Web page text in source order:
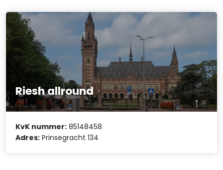
Riesh allround
KvK nummer: 85148458
Adres: Prinsegracht 134